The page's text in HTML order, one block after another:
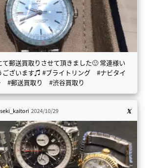
郵送買取りさせて頂きました🙂 常連様い
ございます♫ #ブライトリング #ナビタイ
#郵送買取り #渋谷買取り
2024/10/29